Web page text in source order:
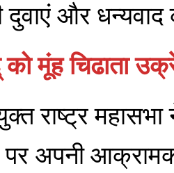
दुवाएं और
को मूंह चिढाता
राष्ट्र महासभा
अपनी